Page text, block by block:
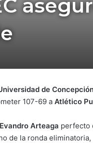
de
107-69 a Atlético
Evandro Arteaga perfecto
de la ronda